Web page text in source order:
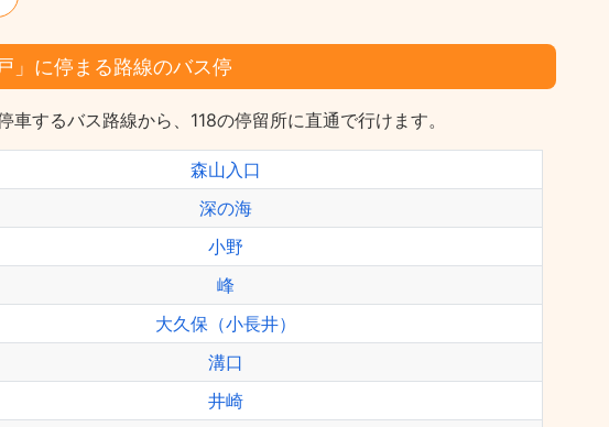
」に停まる路線のバス停
車するバス路線から、118の停留所に直通で行けます。
森山入口
深の海
小野
峰
大久保（小長井）
溝口
井崎